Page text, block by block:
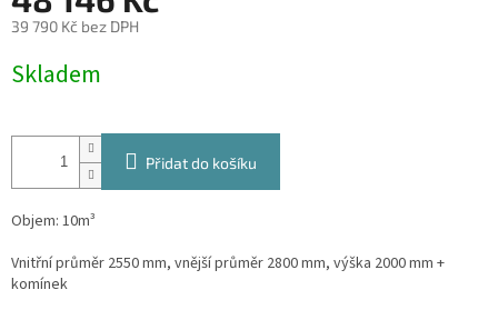
39 790 Kč bez DPH
cena:
Skladem
Přidat do košíku
Objem: 10m³
Vnitřní průměr 2550 mm, vnější průměr 2800 mm, výška 2000 mm +
komínek